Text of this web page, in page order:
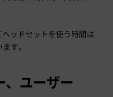
ッドセットを使う時間は
す。
、ユーザー